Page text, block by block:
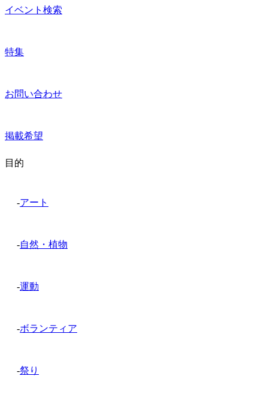
イベント検索
特集
お問い合わせ
掲載希望
目的
-アート
-自然・植物
-運動
-ボランティア
-祭り